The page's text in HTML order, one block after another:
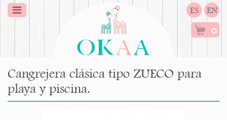
ES EN
0
Cangrejera clásica tipo ZUECO para
playa y piscina.